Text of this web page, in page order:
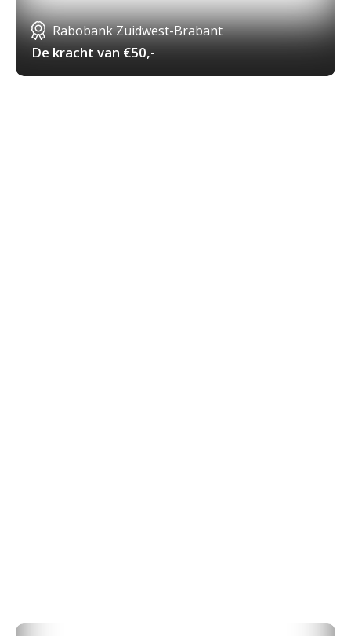
Rabobank Zuidwest-Brabant
De kracht van €50,-